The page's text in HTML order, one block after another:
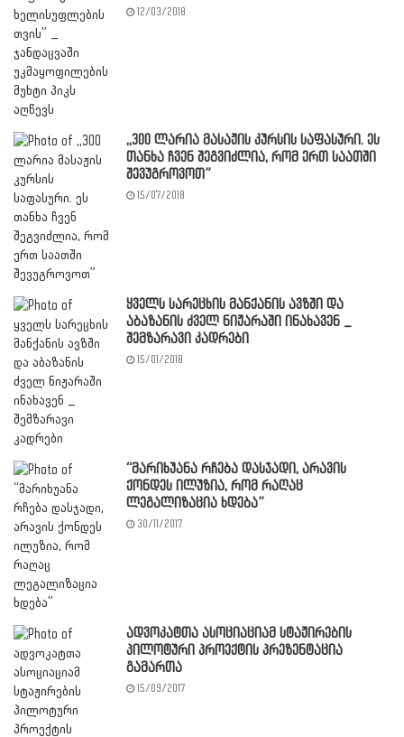
12/03/2018
,,300 ლარია მასაჟის კურსის საფასური. ეს
თანხა ჩვენ შეგვიძლია, რომ ერთ საათში
შევუგროვოთ”
15/07/2018
ყველს სარეცხის მანქანის ავზში და
აბაზანის ძველ ნიჟარაში ინახავენ _
შემზარავი კადრები
15/01/2018
“მარიხუანა რჩება დასჯადი, არავის
ქონდეს ილუზია, რომ რაღაც
ლეგალიზაცია ხდება”
30/11/2017
ადვოკატთა ასოციაციამ სტაჟირების
პილოტური პროექტის პრეზენტაცია
გამართა
15/09/2017